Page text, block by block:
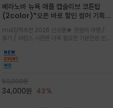
베라노바 뉴욕 애플 캡슬리브 코튼탑
(2color)*오픈 바로 할인 썸머 기획
★ 한정수량 제작 ★ 강연 코튼으로 빈
티지 프린트로 여름 하의와 모두 잘어울
리는 그래픽
md강력추천 2026 신상품★ 핫썸머 여행 /
휴가 / 바캉스 시즌엔 더욱 필요한 기분전환 빈티
부에 산뜻하게 닿는 프리미엄 /답답함 없는 라운
드 넥라인과 자연스럽게 어깨를 감싸는 캡슬리브
디자인이 팔 라인을 더욱 날씬
59,000원
34,000원 42%